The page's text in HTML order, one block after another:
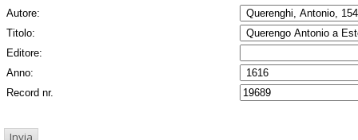
Autore:
Titolo:
Editore:
Anno:
Record nr.